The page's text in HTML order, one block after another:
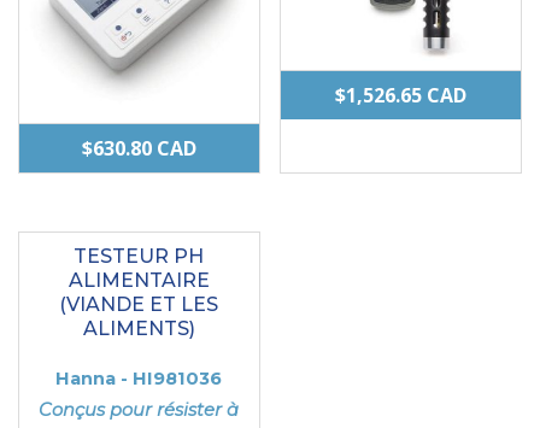
$630.80 CAD
$1,526.65 CAD
TESTEUR PH
ALIMENTAIRE
(VIANDE ET LES
ALIMENTS)
Hanna - HI981036
Conçus pour résister à